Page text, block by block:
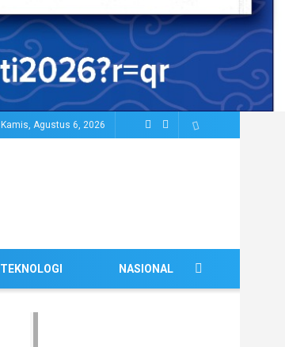
Kamis, Agustus 6, 2026
TEKNOLOGI NASIONAL